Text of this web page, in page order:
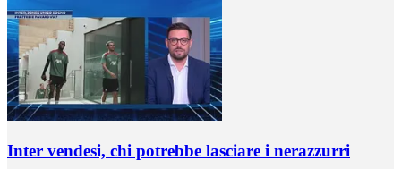
Inter vendesi, chi potrebbe lasciare i nerazzurri